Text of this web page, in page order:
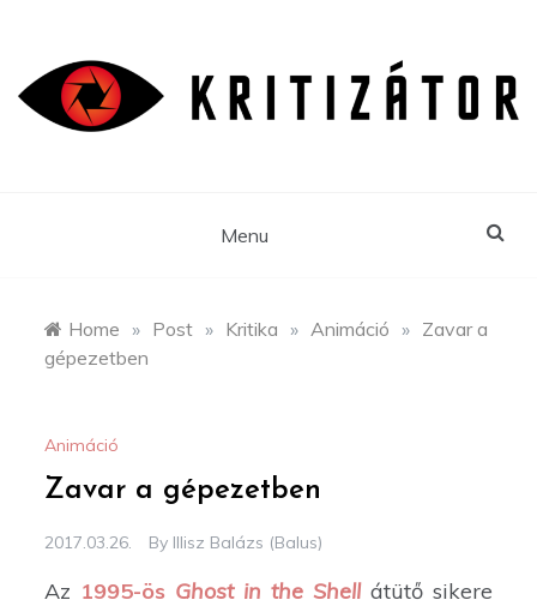
content
Menu
Home » Post » Kritika » Animáció » Zavar a
gépezetben
Animáció
Zavar a gépezetben
2017.03.26. By Illisz Balázs (Balus)
Az 1995-ös Ghost in the Shellátütő sikere